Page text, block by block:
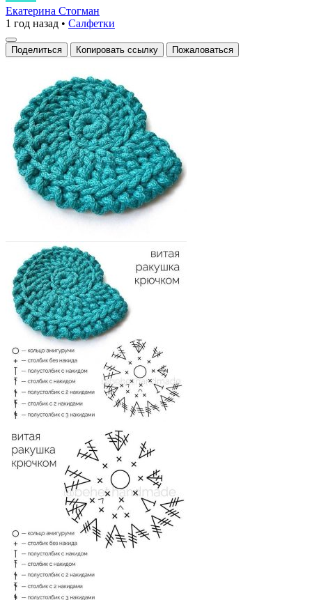
ракушка
из
хлопковой
Екатерина Стогман
1 год назад • Салфетки
Поделиться Копировать ссылку Пожаловаться